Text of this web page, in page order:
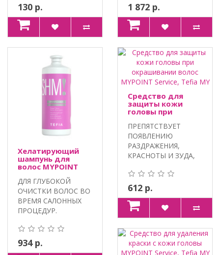
130 р. 1 872 р.
Хелатирующий
шампунь для
волос MYPOINT
Service, Tefia MY
ДЛЯ ГЛУБОКОЙ
ОЧИСТКИ ВОЛОС ВО
ВРЕМЯ САЛОННЫХ
ПРОЦЕДУР.
АГЕНТЫ, АКТ..
934 р.
Средство для
защиты кожи
головы при
волос MYPOINT
Service, Tefia MY
ПРЕПЯТСТВУЕТ
ПОЯВЛЕНИЮ
РАЗДРАЖЕНИЯ,
КРАСНОТЫ И ЗУДА,
ОКРАШИВАНИЕ К..
612 р.